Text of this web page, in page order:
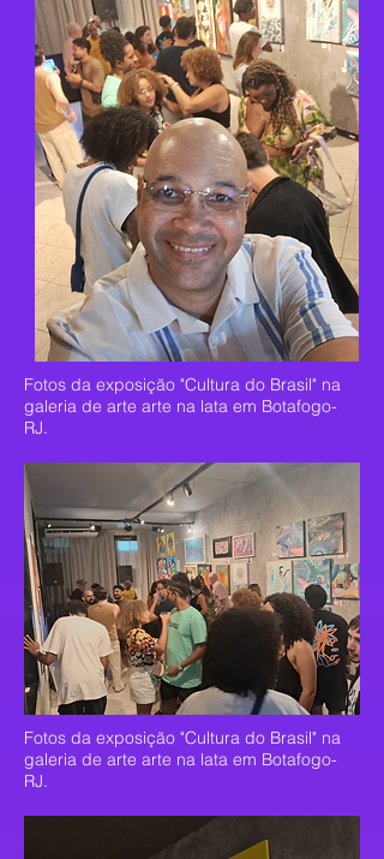
Fotos da exposição "Cultura do Brasil" na
galeria de arte arte na lata em Botafogo-
RJ.
Fotos da exposição "Cultura do Brasil" na
galeria de arte arte na lata em Botafogo-
RJ.